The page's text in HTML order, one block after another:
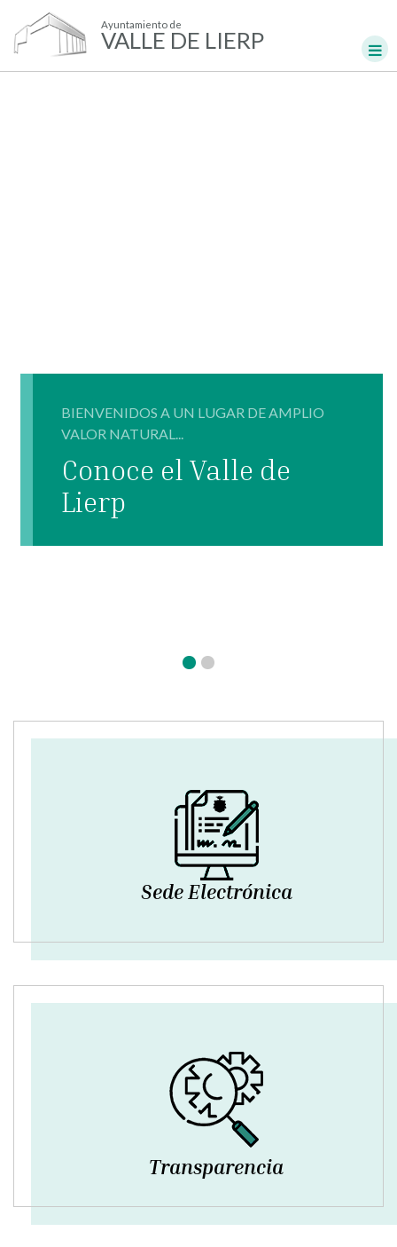
Ayuntamiento de
VALLE DE LIERP
BIENVENIDOS A UN LUGAR DE AMPLIO
VALOR NATURAL...
Conoce el Valle de
Lierp
Sede Electrónica
Transparencia